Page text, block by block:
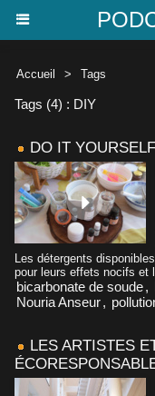
Accueil > Tags
Tags (4) : DIY
DO IT YOURSELF
Les détergents
pour leurs effets nocifs et
bicarbonate de soude,
Nouria Anseur,
LES ARTISTES